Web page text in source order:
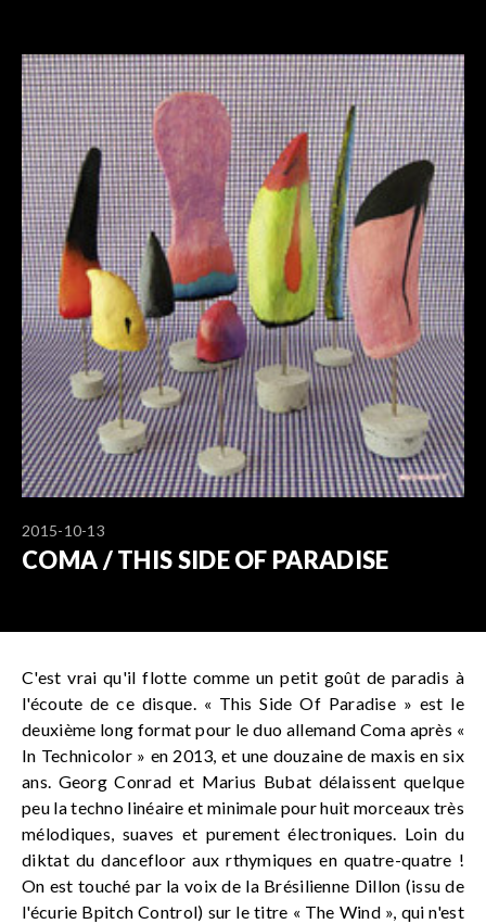
2015-10-13
COMA / THIS SIDE OF PARADISE
C'est vrai qu'il flotte comme un petit goût de paradis à
l'écoute de ce disque. « This Side Of Paradise » est le
deuxième long format pour le duo allemand Coma après «
In Technicolor » en 2013, et une douzaine de maxis en six
ans. Georg Conrad et Marius Bubat délaissent quelque
peu la techno linéaire et minimale pour huit morceaux très
mélodiques, suaves et purement électroniques. Loin du
diktat du dancefloor aux rthymiques en quatre-quatre !
On est touché par la voix de la Brésilienne Dillon (issu de
l'écurie Bpitch Control) sur le titre « The Wind », qui n'est